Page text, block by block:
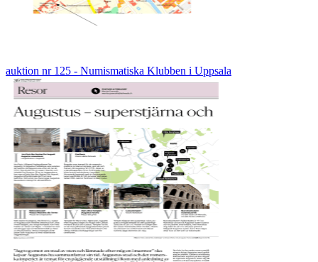
auktion nr 125 - Numismatiska Klubben i Uppsala